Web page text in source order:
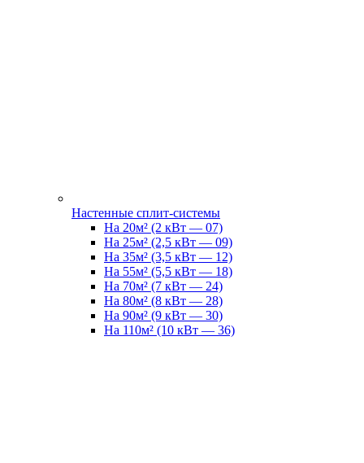
Настенные сплит-системы
На 20м² (2 кВт — 07)
На 25м² (2,5 кВт — 09)
На 35м² (3,5 кВт — 12)
На 55м² (5,5 кВт — 18)
На 70м² (7 кВт — 24)
На 80м² (8 кВт — 28)
На 90м² (9 кВт — 30)
На 110м² (10 кВт — 36)